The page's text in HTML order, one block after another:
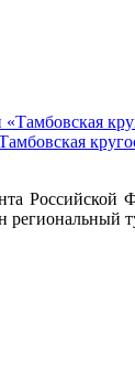
Российской
региональный